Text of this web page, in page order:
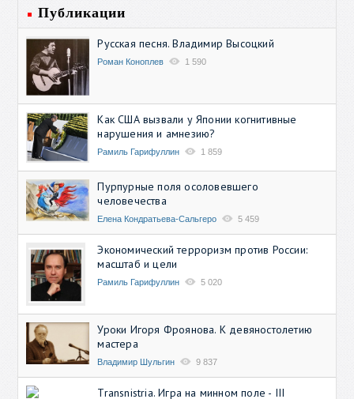
Публикации
Русская песня. Владимир Высоцкий
Роман Коноплев 1 590
Как США вызвали у Японии когнитивные
нарушения и амнезию?
Рамиль Гарифуллин 1 859
Пурпурные поля осоловевшего
человечества
Елена Кондратьева-Сальгеро 5 459
Экономический терроризм против России:
масштаб и цели
Рамиль Гарифуллин 5 020
Уроки Игоря Фроянова. К девяностолетию
мастера
Владимир Шульгин 9 837
Transnistria. Игра на минном поле - III